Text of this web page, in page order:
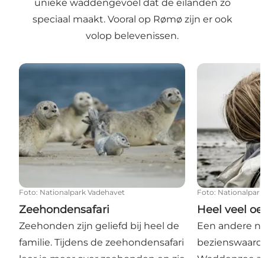
unieke waddengevoel dat de eilanden zo
speciaal maakt. Vooral op Rømø zijn er ook
volop belevenissen.
Zeehondensafari
Foto: Nationalpark Vadehavet
Zeehondensafari
Zeehonden zijn geliefd bij heel de
familie. Tijdens de zeehondensafari
Heel veel
Foto:
Heel veel
Een andere